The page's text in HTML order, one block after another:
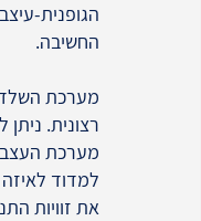
הגופנית-
החשיבה.
מערכת
רצונית.
מערכת
למדוד לאיזה
את זוויות